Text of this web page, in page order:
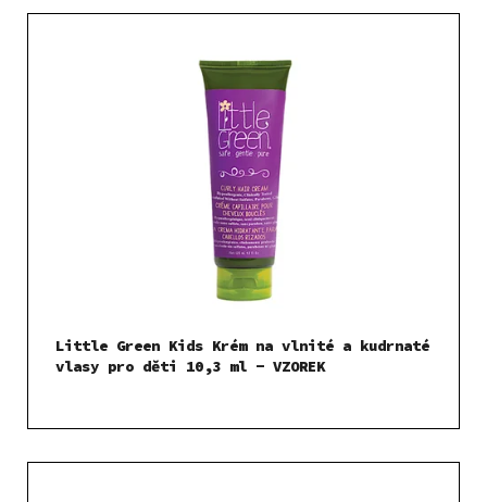
Little Green Kids Krém na vlnité a kudrnaté
vlasy pro děti 10,3 ml - VZOREK